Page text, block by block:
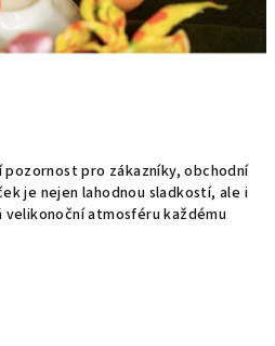
pro zákazníky, obchodní
je nejen lahodnou sladkostí, ale i
atmosféru každému